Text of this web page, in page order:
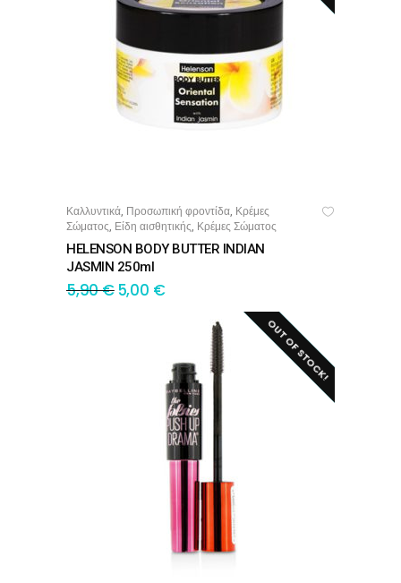
ΔΙΑΒΆΣΤΕ ΠΕΡΙΣΣΌΤΕΡΑ
Καλλυντικά, Προσωπική φροντίδα, Κρέμες
Σώματος, Είδη αισθητικής, Κρέμες Σώματος
HELENSON BODY BUTTER INDIAN
JASMIN 250ml
5,90€5,00 €
SALE!
OUT OF STOCK!